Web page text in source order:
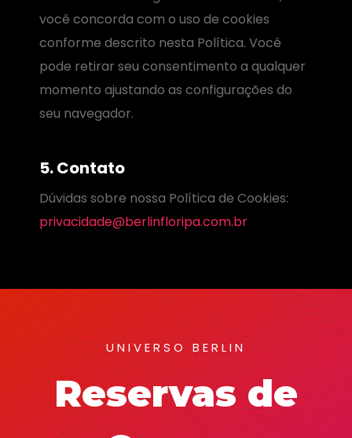
você concorda com o uso de cookies
conforme descrito nesta Política. Você
pode retirar seu consentimento a qualquer
momento ajustando as configurações do
seu navegador.
5. Contato
Dúvidas sobre nossa Política de Cookies:
privacidade@berlinfloripa.com.br
UNIVERSO BERLIN
Reservas de